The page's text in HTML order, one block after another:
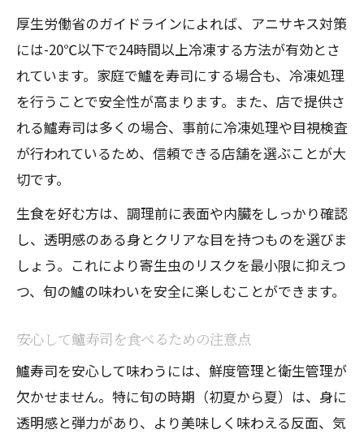
厚生労働省のガイドラインによれば、アニサキス対策
には-20℃以下で24時間以上冷凍する方法が有効とさ
れています。家庭で鱸を寿司にする場合も、冷凍処理
を行うことで安全性が高まります。また、店で提供さ
れる鱸寿司は多くの場合、事前に冷凍処理や目視検査
が行われているため、信頼できる店舗を選ぶことが大
切です。
生食を好む方は、調理前に表面や内臓をしっかり確認
し、透明感のある身とクリアな目を持つものを選びま
しょう。これにより寄生虫のリスクを最小限に抑えつ
つ、旬の鱸の味わいを安全に楽しむことができます。
安心して鱸寿司を食べるための注意点
鱸寿司を安心して味わうには、鮮度管理と衛生管理が
欠かせません。特に旬の時期（初夏から夏）は、身に
透明感と弾力があり、より美味しく味わえる反面、気